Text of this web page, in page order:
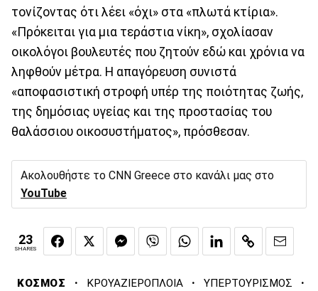
τονίζοντας ότι λέει «όχι» στα «πλωτά κτίρια».
«Πρόκειται για μια τεράστια νίκη», σχολίασαν
οικολόγοι βουλευτές που ζητούν εδώ και χρόνια να
ληφθούν μέτρα. Η απαγόρευση συνιστά
«αποφασιστική στροφή υπέρ της ποιότητας ζωής,
της δημόσιας υγείας και της προστασίας του
θαλάσσιου οικοσυστήματος», πρόσθεσαν.
Ακολουθήστε το CNN Greece στο κανάλι μας στο
YouTube
23
SHARES
ΚΟΣΜΟΣ · ΚΡΟΥΑΖΙΕΡΟΠΛΟΙΑ · ΥΠΕΡΤΟΥΡΙΣΜΟΣ ·